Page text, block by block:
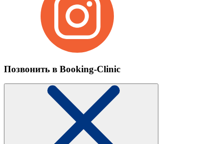
Позвонить в Booking-Clinic